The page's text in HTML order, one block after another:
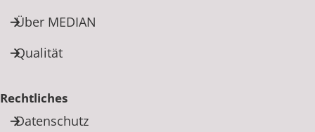
Über MEDIAN
Qualität
Rechtliches
Datenschutz